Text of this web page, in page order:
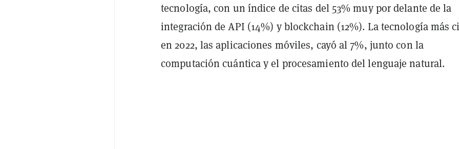
tecnología, con un índice de citas del 53% muy por delante de la
integración de API (14%) y blockchain (12%). La tecnología más
en 2022, las aplicaciones móviles, cayó al 7%, junto con la
computación cuántica y el procesamiento del lenguaje natural.